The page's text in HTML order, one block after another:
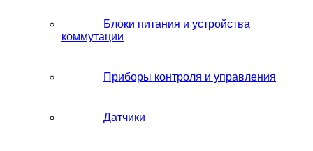
Блоки питания и устройства
коммутации
Приборы контроля и управления
Датчики